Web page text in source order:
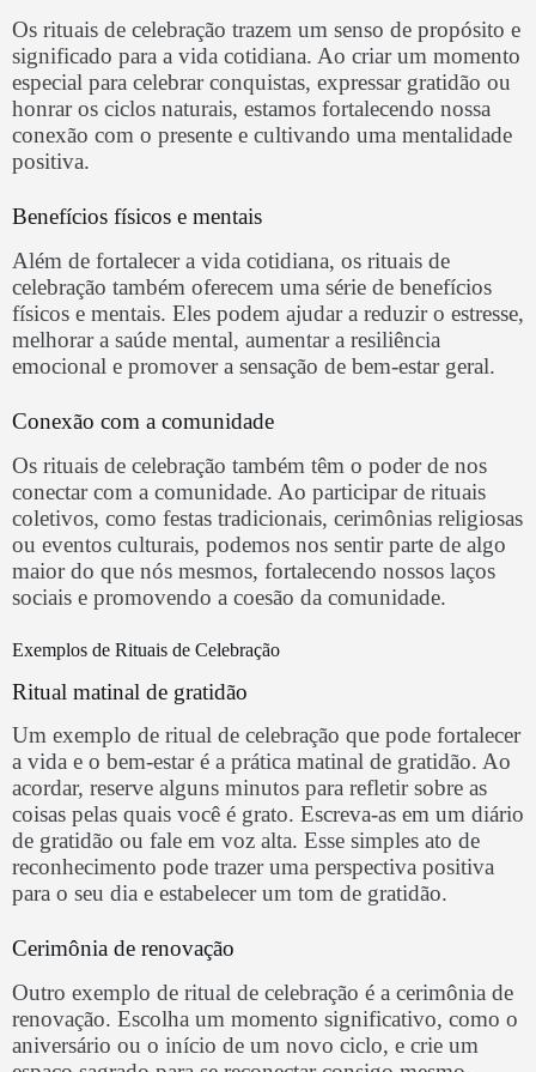
Os rituais de celebração trazem um senso de propósito e
significado para a vida cotidiana. Ao criar um momento
especial para celebrar conquistas, expressar gratidão ou
honrar os ciclos naturais, estamos fortalecendo nossa
conexão com o presente e cultivando uma mentalidade
positiva.
Benefícios físicos e mentais
Além de fortalecer a vida cotidiana, os rituais de
celebração também oferecem uma série de benefícios
físicos e mentais. Eles podem ajudar a reduzir o estresse,
melhorar a saúde mental, aumentar a resiliência
emocional e promover a sensação de bem-estar geral.
Conexão com a comunidade
Os rituais de celebração também têm o poder de nos
conectar com a comunidade. Ao participar de rituais
coletivos, como festas tradicionais, cerimônias religiosas
ou eventos culturais, podemos nos sentir parte de algo
maior do que nós mesmos, fortalecendo nossos laços
sociais e promovendo a coesão da comunidade.
Exemplos de Rituais de Celebração
Ritual matinal de gratidão
Um exemplo de ritual de celebração que pode fortalecer
a vida e o bem-estar é a prática matinal de gratidão. Ao
acordar, reserve alguns minutos para refletir sobre as
coisas pelas quais você é grato. Escreva-as em um diário
de gratidão ou fale em voz alta. Esse simples ato de
reconhecimento pode trazer uma perspectiva positiva
para o seu dia e estabelecer um tom de gratidão.
Cerimônia de renovação
Outro exemplo de ritual de celebração é a cerimônia de
renovação. Escolha um momento significativo, como o
aniversário ou o início de um novo ciclo, e crie um